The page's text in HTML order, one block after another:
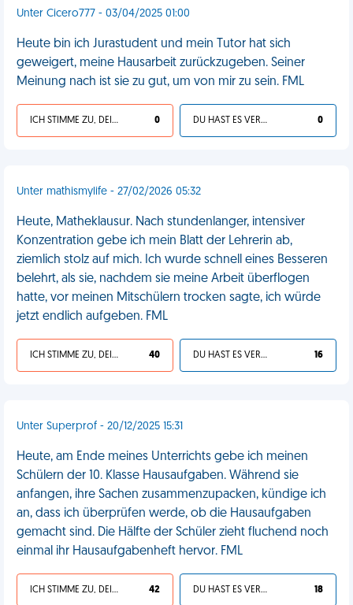
Unter Cicero777 - 03/04/2025 01:00
Heute bin ich Jurastudent und mein Tutor hat sich
geweigert, meine Hausarbeit zurückzugeben. Seiner
Meinung nach ist sie zu gut, um von mir zu sein. FML
ICH STIMME ZU, DEIN LEBEN IST SCHEISSE 0 DU HAST ES VERDIENT 0
Unter mathismylife - 27/02/2026 05:32
Heute, Matheklausur. Nach stundenlanger, intensiver
Konzentration gebe ich mein Blatt der Lehrerin ab,
ziemlich stolz auf mich. Ich wurde schnell eines Besseren
belehrt, als sie, nachdem sie meine Arbeit überflogen
hatte, vor meinen Mitschülern trocken sagte, ich würde
jetzt endlich aufgeben. FML
ICH STIMME ZU, DEIN LEBEN IST SCHEISSE 40 DU HAST ES VERDIENT 16
Unter Superprof - 20/12/2025 15:31
Heute, am Ende meines Unterrichts gebe ich meinen
Schülern der 10. Klasse Hausaufgaben. Während sie
anfangen, ihre Sachen zusammenzupacken, kündige ich
an, dass ich überprüfen werde, ob die Hausaufgaben
gemacht sind. Die Hälfte der Schüler zieht fluchend noch
einmal ihr Hausaufgabenheft hervor. FML
ICH STIMME ZU, DEIN LEBEN IST SCHEISSE 42 DU HAST ES VERDIENT 18